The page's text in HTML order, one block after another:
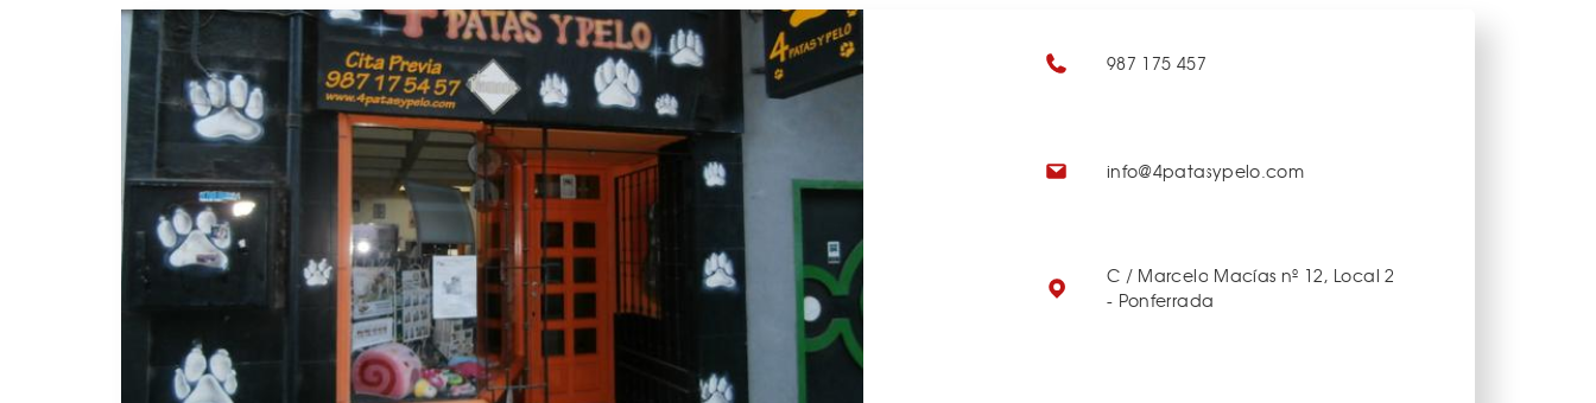
987 175 457
info@4patasypelo.com
C / Marcelo Macías nº 12, Local 2
- Ponferrada